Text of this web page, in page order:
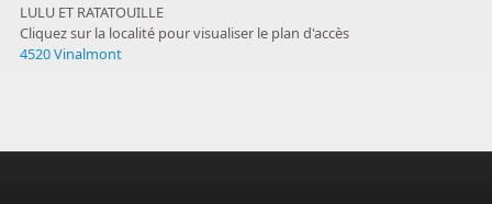
LULU ET RATATOUILLE
Cliquez sur la localité pour visualiser le plan d'accès
4520 Vinalmont